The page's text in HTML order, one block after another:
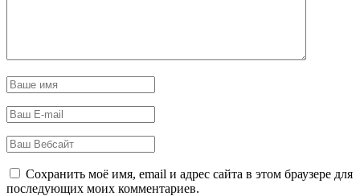
Сохранить моё имя, email и адрес сайта в этом браузере для
последующих моих комментариев.